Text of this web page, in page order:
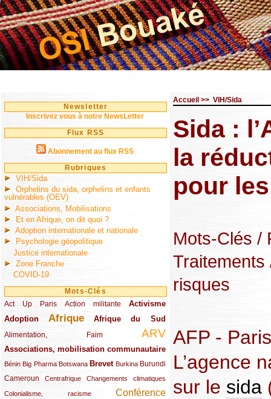
Newsletter
Inscrivez vous à notre NewsLetter
Flux RSS
Abonnement au flux RSS
Rubriques
VIH/Sida
Orphelins du sida, orphelins et enfants
vulnérables (OEV)
Associations, Mobilisations
Et en Afrique, on dit quoi ?
Adoption internationale et nationale
Psychologie géopolitique
Justice internationale
Zone Franche
COVID-19
Mots-Clés
Act Up Paris
(49/289) Action militante
(32/289) Activisme
(73/289)
Adoption
(82/289) Afrique
(161/289) Afrique du Sud
(73/289)
Alimentation, Faim
(48/289) ARV
(203/289)
Associations, mobilisation communautaire
(65/289)
Bénin
(13/289)Big Pharma
(16/289) Botswana
(9/289) Brevet
(83/289) Burkina
(18/289) Burundi
(30/289)
Cameroun
(47/289) Centrafrique
(23/289) Changements climatiques
(10/289)
Colonialisme, racisme
(19/289) Conférence
(118/289)
Accueil >> VIH/Sida
Sida :
la
pour
Mots-Clés /
Traitements
risques
AFP -
L’agence
sur le sida